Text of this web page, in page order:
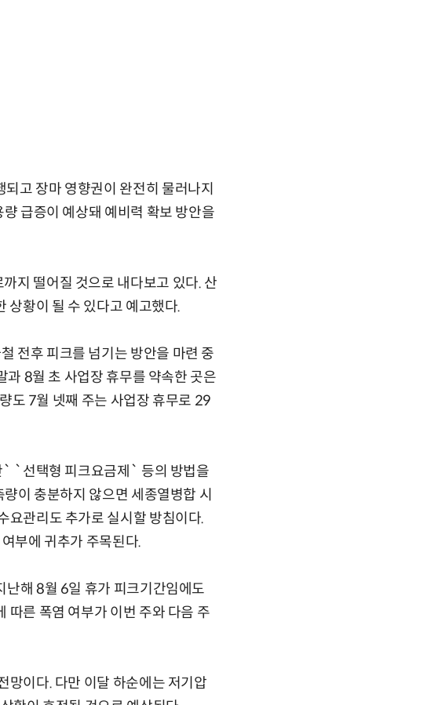
고 장마 영향권이 완전히 물러나지
급증이 예상돼 예비력 확보 방안을
지 떨어질 것으로 내다보고 있다. 산
상황이 될 수 있다고 예고했다.
전후 피크를 넘기는 방안을 마련 중
과 8월 초 사업장 휴무를 약속한 곳은
도 7월 넷째 주는 사업장 휴무로 29
`선택형 피크요금제` 등의 방법을
이 충분하지 않으면 세종열병합 시
요관리도 추가로 실시할 방침이다.
부에 귀추가 주목된다.
난해 8월 6일 휴가 피크기간임에도
따른 폭염 여부가 이번 주와 다음 주
망이다. 다만 이달 하순에는 저기압